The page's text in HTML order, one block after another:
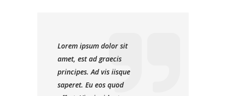
Lorem ipsum dolor sit
amet, est ad graecis
principes. Ad vis iisque
saperet. Eu eos quod